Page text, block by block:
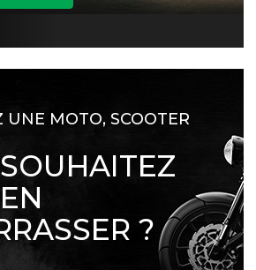
UNE MOTO, SCOOTER
?